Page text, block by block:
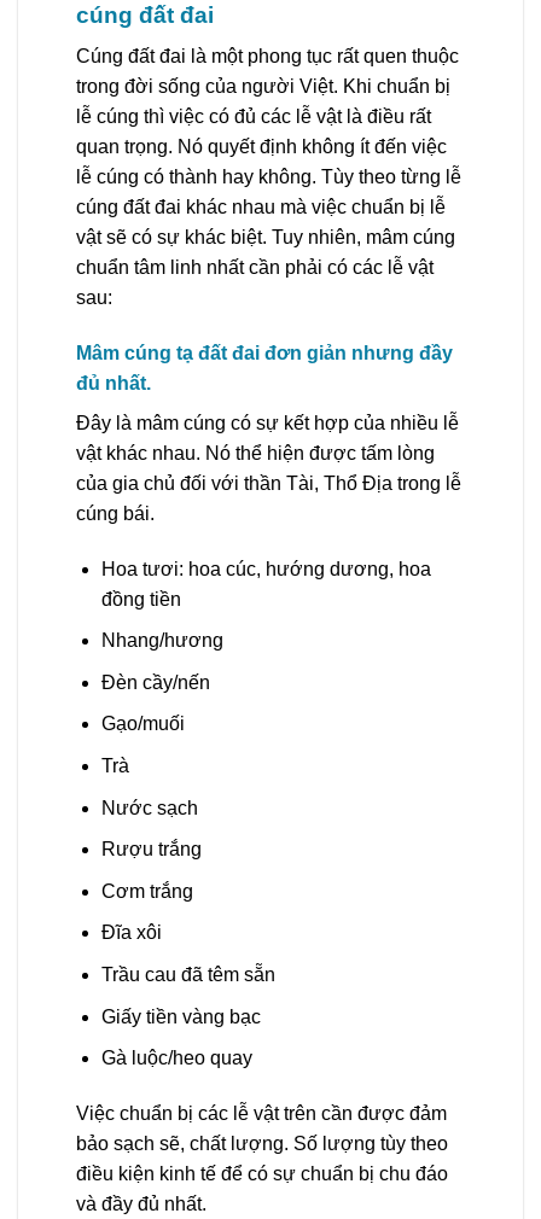
cúng đất đai
Cúng đất đai là một phong tục rất quen thuộc
trong đời sống của người Việt. Khi chuẩn bị
lễ cúng thì việc có đủ các lễ vật là điều rất
quan trọng. Nó quyết định không ít đến việc
lễ cúng có thành hay không. Tùy theo từng lễ
cúng đất đai khác nhau mà việc chuẩn bị lễ
vật sẽ có sự khác biệt. Tuy nhiên, mâm cúng
chuẩn tâm linh nhất cần phải có các lễ vật
sau:
Mâm cúng tạ đất đai đơn giản nhưng đầy
đủ nhất.
Đây là mâm cúng có sự kết hợp của nhiều lễ
vật khác nhau. Nó thể hiện được tấm lòng
của gia chủ đối với thần Tài, Thổ Địa trong lễ
cúng bái.
Hoa tươi: hoa cúc, hướng dương, hoa
đồng tiền
Nhang/hương
Đèn cầy/nến
Gạo/muối
Trà
Nước sạch
Rượu trắng
Cơm trắng
Đĩa xôi
Trầu cau đã têm sẵn
Giấy tiền vàng bạc
Gà luộc/heo quay
Việc chuẩn bị các lễ vật trên cần được đảm
bảo sạch sẽ, chất lượng. Số lượng tùy theo
điều kiện kinh tế để có sự chuẩn bị chu đáo
và đầy đủ nhất.